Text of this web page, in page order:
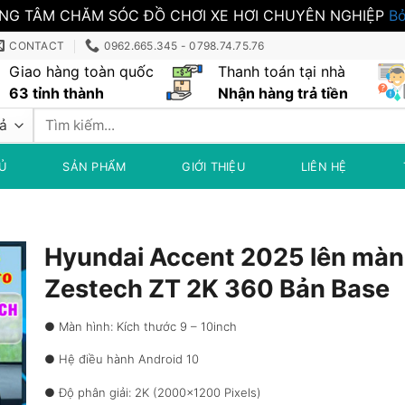
TÂM CHĂM SÓC ĐỒ CHƠI XE HƠI CHUYÊN NGHIỆP
CONTACT 0962.665.345 - 0798.74.75.76
Giao hàng toàn quốc
63 tỉnh thành
Thanh toán tại nhà
Nhận hàng trả tiền
Tìm
SẢN PHẨM GIỚI THIỆU LIÊN HỆ
Hyundai Accent 2025 lên
Zestech ZT 2K 360 Bản Base
● Màn hình: Kích thước 9 – 10inch
● Hệ điều hành Android 10
● Độ phân giải: 2K (2000×1200 Pixels)